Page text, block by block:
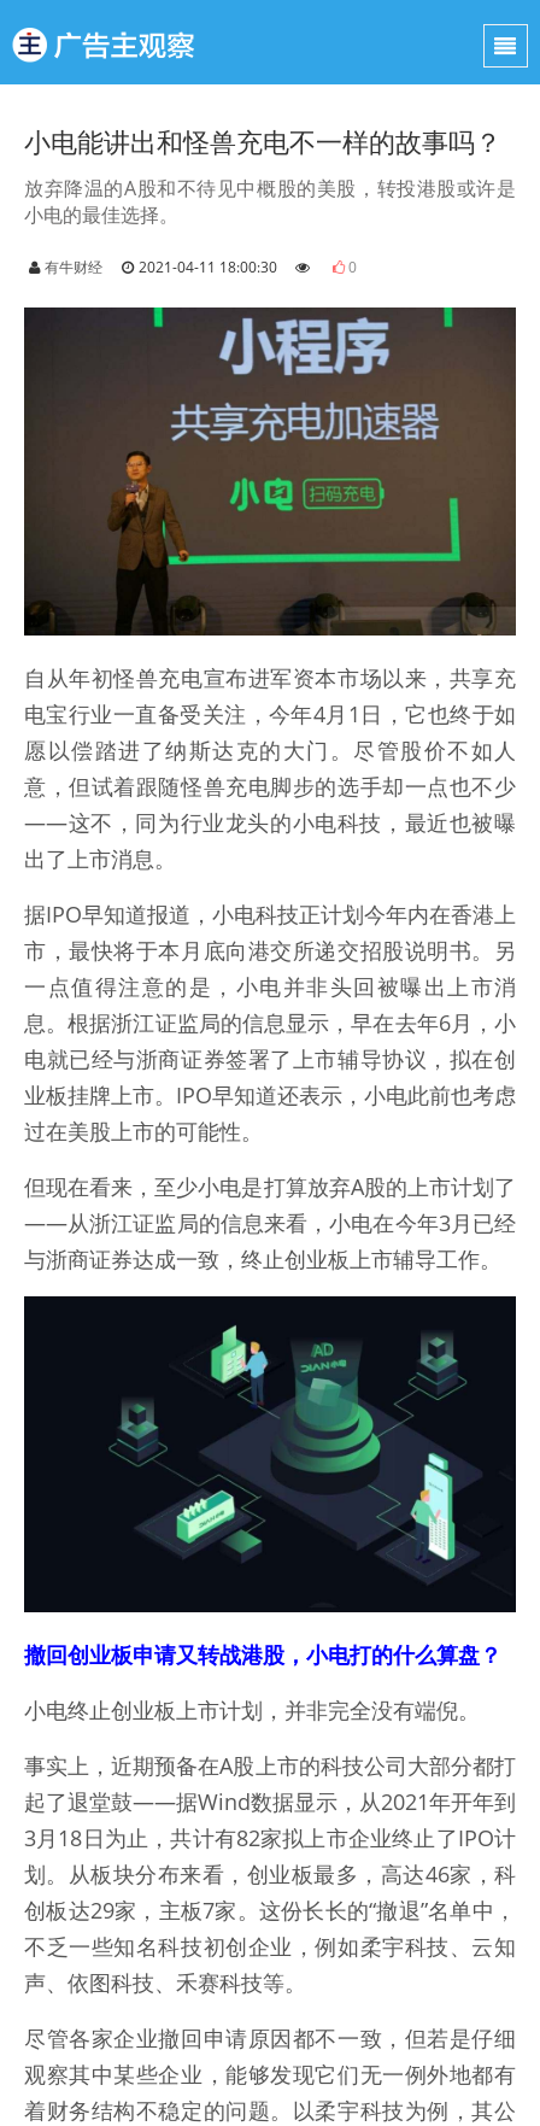
小电能讲出和怪兽充电不一样的故事吗？
放弃降温的A股和不待见中概股的美股，转投港股或许是
小电的最佳选择。
有牛财经 2021-04-11 18:00:30 0
自从年初怪兽充电宣布进军资本市场以来，共享充
电宝行业一直备受关注，今年4月1日，它也终于如
愿以偿踏进了纳斯达克的大门。尽管股价不如人
意，但试着跟随怪兽充电脚步的选手却一点也不少
——这不，同为行业龙头的小电科技，最近也被曝
出了上市消息。
据IPO早知道报道，小电科技正计划今年内在香港上
市，最快将于本月底向港交所递交招股说明书。另
一点值得注意的是，小电并非头回被曝出上市消
息。根据浙江证监局的信息显示，早在去年6月，小
电就已经与浙商证券签署了上市辅导协议，拟在创
业板挂牌上市。IPO早知道还表示，小电此前也考虑
过在美股上市的可能性。
但现在看来，至少小电是打算放弃A股的上市计划了
——从浙江证监局的信息来看，小电在今年3月已经
与浙商证券达成一致，终止创业板上市辅导工作。
撤回创业板申请又转战港股，小电打的什么算盘？
小电终止创业板上市计划，并非完全没有端倪。
事实上，近期预备在A股上市的科技公司大部分都打
起了退堂鼓——据Wind数据显示，从2021年开年到
3月18日为止，共计有82家拟上市企业终止了IPO计
划。从板块分布来看，创业板最多，高达46家，科
创板达29家，主板7家。这份长长的“撤退”名单中，
不乏一些知名科技初创企业，例如柔宇科技、云知
声、依图科技、禾赛科技等。
尽管各家企业撤回申请原因都不一致，但若是仔细
观察其中某些企业，能够发现它们无一例外地都有
着财务结构不稳定的问题。以柔宇科技为例，其公